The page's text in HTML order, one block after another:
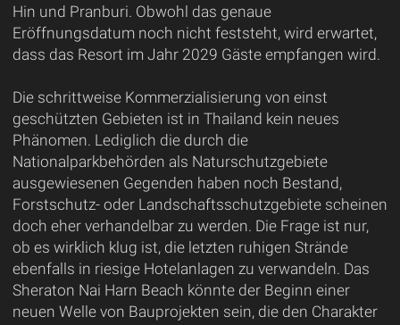
Hin und Pranburi. Obwohl das genaue
Eröffnungsdatum noch nicht feststeht, wird erwartet,
dass das Resort im Jahr 2029 Gäste empfangen wird.
Die schrittweise Kommerzialisierung von einst
geschützten Gebieten ist in Thailand kein neues
Phänomen. Lediglich die durch die
Nationalparkbehörden als Naturschutzgebiete
ausgewiesenen Gegenden haben noch Bestand,
Forstschutz- oder Landschaftsschutzgebiete scheinen
doch eher verhandelbar zu werden. Die Frage ist nur,
ob es wirklich klug ist, die letzten ruhigen Strände
ebenfalls in riesige Hotelanlagen zu verwandeln. Das
Sheraton Nai Harn Beach könnte der Beginn einer
neuen Welle von Bauprojekten sein, die den Charakter